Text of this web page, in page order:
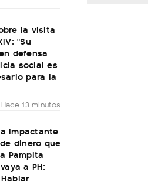
la visita
"Su
defensa
social es
para la
Hace 13 minutos
impactante
dinero que
Pampita
a PH: